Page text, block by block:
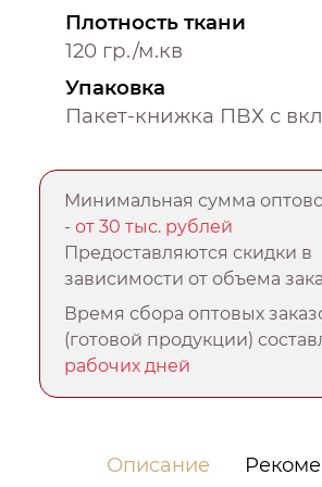
Плотность ткани
120 гр./м.кв
Упаковка
Пакет-книжка ПВХ с
Минимальная сумма
-от 30 тыс. рублей
Предоставляются скидки в
зависимости от объема
Время сбора оптовых
(готовой продукции)
рабочих дней
Описание